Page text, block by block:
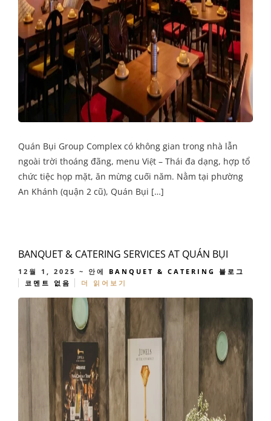
Quán Bụi Group Complex có không gian trong nhà lẫn
ngoài trời thoáng đãng, menu Việt – Thái đa dạng, hợp tổ
chức tiệc họp mặt, ăn mừng cuối năm. Nằm tại phường
An Khánh (quận 2 cũ), Quán Bụi […]
BANQUET & CATERING SERVICES AT QUÁN BỤI
12월 1, 2025 ~ 안에 BANQUET & CATERING
블로그
코멘트 없음
더 읽어보기